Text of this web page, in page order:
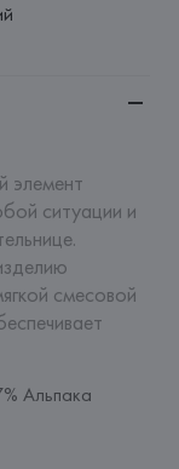
элемент
ситуации и
смесовой
Альпака